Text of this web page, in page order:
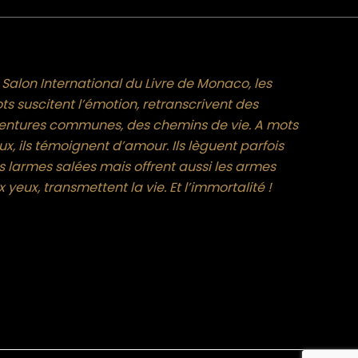
International du Livre de Monaco, les
suscitent l’émotion, retranscrivent des
communes, des chemins de vie. A mots
ils témoignent d’amour. Ils lèguent parfois
larmes salées mais offrent aussi les armes
yeux, transmettent la vie. Et l’immortalité !